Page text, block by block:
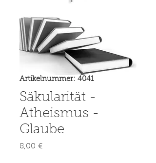
Artikelnummer: 4041
Säkularität -
Atheismus -
Glaube
8,00 €Preis